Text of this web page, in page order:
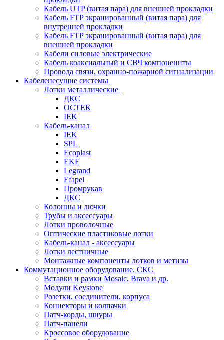
Кабель UTP (витая пара) для внешней прокладки
Кабель FTP экранированный (витая пара) для
внутренней прокладки
Кабель FTP экранированный (витая пара) для
внешней прокладки
Кабели силовые электрические
Кабель коаксиальный и СВЧ компоненнты
Провода связи, охранно-пожарной сигнализации
Кабеленесущие системы
Лотки металлические
ДКС
ОСТЕК
IEK
Кабель-канал
IEK
SPL
Ecoplast
EKF
Legrand
Efapel
Промрукав
ДКС
Колонны и лючки
Трубы и аксессуары
Лотки проволочные
Оптические пластиковые лотки
Кабель-канал - аксессуары
Лотки лестничные
Монтажные компоненты лотков и метизы
Коммутационное оборудование, СКС
Вставки и рамки Mosaic, Brava и др.
Модули Keystone
Розетки, соединители, корпуса
Коннекторы и колпачки
Патч-корды, шнуры
Патч-панели
Кроссовое оборудование